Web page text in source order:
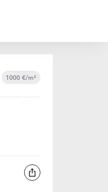
1000 €/m²